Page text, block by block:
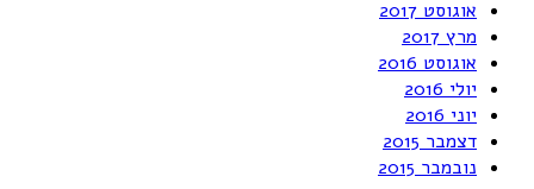
אוגוסט 2017
מרץ 2017
אוגוסט 2016
יולי 2016
יוני 2016
דצמבר 2015
נובמבר 2015